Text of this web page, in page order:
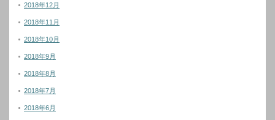
2018年12月
2018年11月
2018年10月
2018年9月
2018年8月
2018年7月
2018年6月